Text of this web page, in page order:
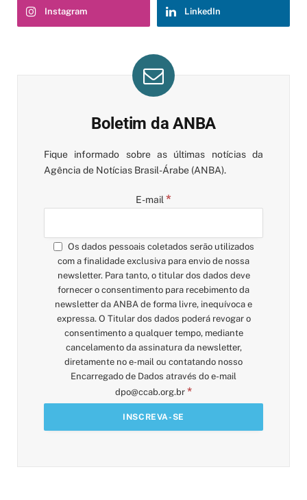
Instagram LinkedIn
Boletim da ANBA
Fique informado sobre as últimas notícias da
Agência de Notícias Brasil-Árabe (ANBA).
E-mail *
Os dados pessoais coletados serão utilizados
com a finalidade exclusiva para envio de nossa
newsletter. Para tanto, o titular dos dados deve
fornecer o consentimento para recebimento da
newsletter da ANBA de forma livre, inequívoca e
expressa. O Titular dos dados poderá revogar o
consentimento a qualquer tempo, mediante
cancelamento da assinatura da newsletter,
diretamente no e-mail ou contatando nosso
Encarregado de Dados através do e-mail
dpo@ccab.org.br *